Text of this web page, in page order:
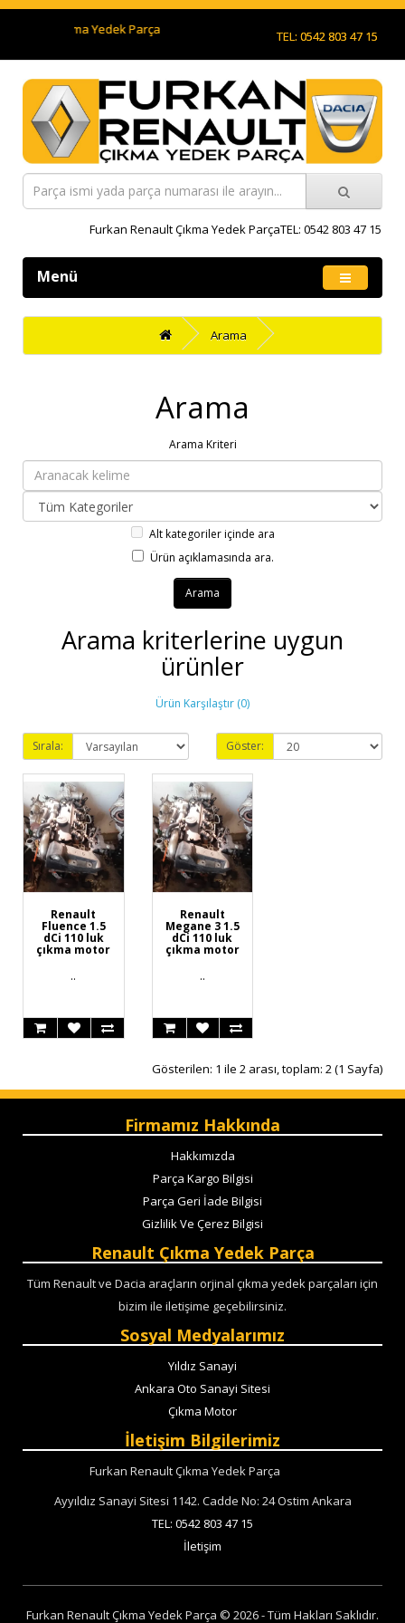
Çıkma Yedek Parça TEL: 0542 803 47 15
Furkan Renault Çıkma Yedek ParçaTEL: 0542 803 47 15
Menü
Arama
Arama
Arama Kriteri
Alt kategoriler içinde ara
Ürün açıklamasında ara.
Arama kriterlerine uygun
ürünler
Ürün Karşılaştır (0)
Sırala: Göster:
Renault
Fluence 1.5
dCi 110 luk
çıkma motor
..
Renault
Megane 3 1.5
dCi 110 luk
çıkma motor
..
Gösterilen: 1 ile 2 arası, toplam: 2 (1 Sayfa)
Firmamız Hakkında
Hakkımızda
Parça Kargo Bilgisi
Parça Geri İade Bilgisi
Gizlilik Ve Çerez Bilgisi
Renault Çıkma Yedek Parça
Tüm Renault ve Dacia araçların orjinal çıkma yedek parçaları için
bizim ile iletişime geçebilirsiniz.
Sosyal Medyalarımız
Yıldız Sanayi
Ankara Oto Sanayi Sitesi
Çıkma Motor
İletişim Bilgilerimiz
Furkan Renault Çıkma Yedek Parça
Ayyıldız Sanayi Sitesi 1142. Cadde No: 24 Ostim Ankara
TEL: 0542 803 47 15
İletişim
Furkan Renault Çıkma Yedek Parça © 2026 - Tüm Hakları Saklıdır.